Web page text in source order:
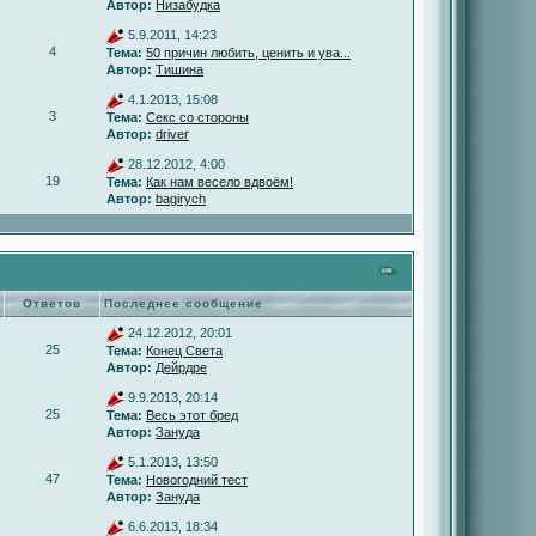
Автор: Низабудка
4
5.9.2011, 14:23
Тема: 50 причин любить, ценить и ува...
Автор: Тишина
3
4.1.2013, 15:08
Тема: Секс со стороны
Автор: driver
19
28.12.2012, 4:00
Тема: Как нам весело вдвоём!
Автор: bagirych
Ответов Последнее сообщение
25
24.12.2012, 20:01
Тема: Конец Света
Автор: Дейрдре
25
9.9.2013, 20:14
Тема: Весь этот бред
Автор: Зануда
47
5.1.2013, 13:50
Тема: Новогодний тест
Автор: Зануда
6.6.2013, 18:34